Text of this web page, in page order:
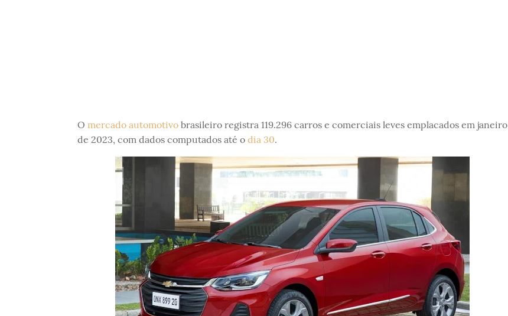
O mercado automotivobrasileiro registra 119.296 carros e comerciais leves emplacados em janeiro
de 2023, com dados computados até o dia 30.